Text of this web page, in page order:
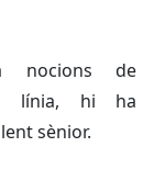
nocions de
línia, hi ha
sènior.